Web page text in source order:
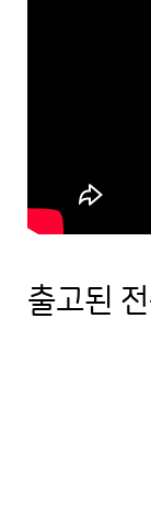
출고된